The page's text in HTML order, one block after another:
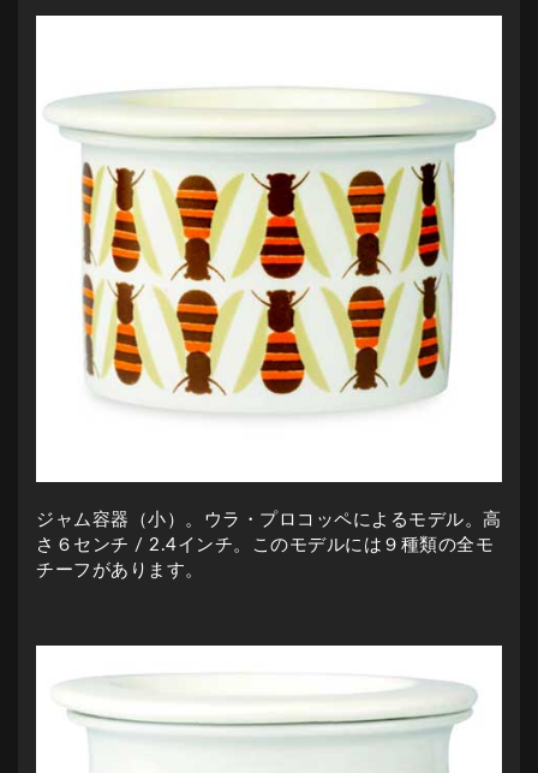
ジャム容器（小）。ウラ・プロコッペによるモデル。高
さ６センチ / 2.4インチ。このモデルには９種類の全モ
チーフがあります。